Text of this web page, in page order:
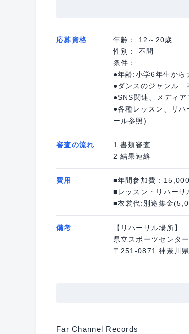
応募資格
年齢： 12～20歳
性別： 不問
条件：
●年齢:小学6年生か
●ダンスのジャンル :
●SNS関連、メディ
●各種レッスン、リ
ール参照)
審査の流れ
1 書類審査
2 結果連絡
費用
■年間参加費 :
■レッスン・リハー
■衣裳代:別途集金
備考
【リハーサル場所】
県立スポーツセンター
〒251-0871 神奈川
Far Channel Records